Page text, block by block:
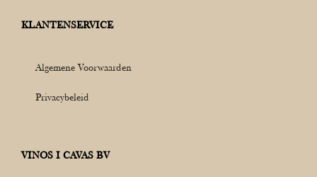
KLANTENSERVICE
Algemene Voorwaarden
Privacybeleid
VINOS I CAVAS BV